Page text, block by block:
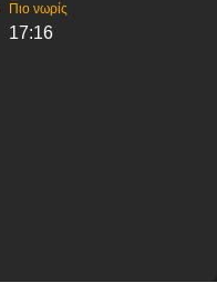
Πιο νωρίς
17:16